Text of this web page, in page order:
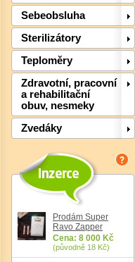
Sebeobsluha
Sterilizátory
Teploměry
Zdravotní, pracovní
a rehabilitační
obuv, nesmeky
Zvedáky
Prodám Super
Ravo Zapper
Cena: 8 000 Kč
(původně 18 Kč)